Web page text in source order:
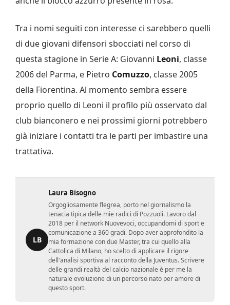
Tra i nomi seguiti con interesse ci sarebbero quelli
di due giovani difensori sbocciati nel corso di
questa stagione in Serie A: Giovanni Leoni, classe
2006 del Parma, e Pietro Comuzzo, classe 2005
della Fiorentina. Al momento sembra essere
proprio quello di Leoni il profilo più osservato dal
club bianconero e nei prossimi giorni potrebbero
già iniziare i contatti tra le parti per imbastire una
trattativa.
LB
Laura Bisogno
Orgogliosamente flegrea, porto nel giornalismo la
tenacia tipica delle mie radici di Pozzuoli. Lavoro dal
2018 per il network Nuovevoci, occupandomi di sport e
comunicazione a 360 gradi. Dopo aver approfondito la
mia formazione con due Master, tra cui quello alla
Cattolica di Milano, ho scelto di applicare il rigore
dell'analisi sportiva al racconto della Juventus. Scrivere
delle grandi realtà del calcio nazionale è per me la
naturale evoluzione di un percorso nato per amore di
questo sport.